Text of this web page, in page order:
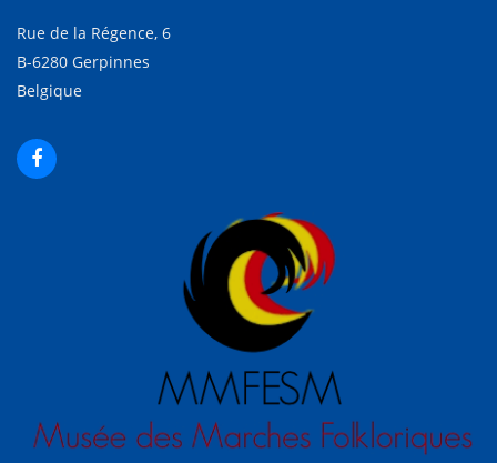
Rue de la Régence, 6
B-6280 Gerpinnes
Belgique